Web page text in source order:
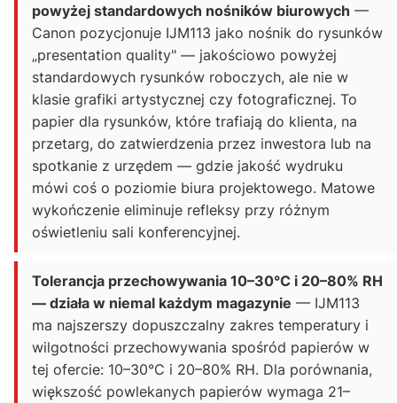
powyżej standardowych nośników biurowych —
Canon pozycjonuje IJM113 jako nośnik do rysunków
„presentation quality" — jakościowo powyżej
standardowych rysunków roboczych, ale nie w
klasie grafiki artystycznej czy fotograficznej. To
papier dla rysunków, które trafiają do klienta, na
przetarg, do zatwierdzenia przez inwestora lub na
spotkanie z urzędem — gdzie jakość wydruku
mówi coś o poziomie biura projektowego. Matowe
wykończenie eliminuje refleksy przy różnym
oświetleniu sali konferencyjnej.
Tolerancja przechowywania 10–30°C i 20–80% RH
— działa w niemal każdym magazynie — IJM113
ma najszerszy dopuszczalny zakres temperatury i
wilgotności przechowywania spośród papierów w
tej ofercie: 10–30°C i 20–80% RH. Dla porównania,
większość powlekanych papierów wymaga 21–